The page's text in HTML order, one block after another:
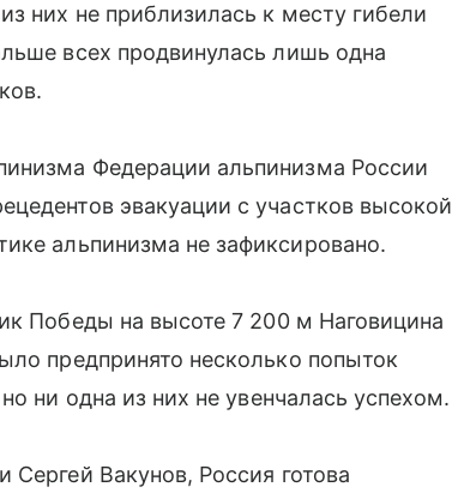
них не приблизилась к месту гибели
всех продвинулась лишь одна
Федерации альпинизма России
эвакуации с участков высокой
альпинизма не зафиксировано.
Победы на высоте 7 200 м Наговицина
предпринято несколько попыток
ни одна из них не увенчалась успехом.
Вакунов, Россия готова